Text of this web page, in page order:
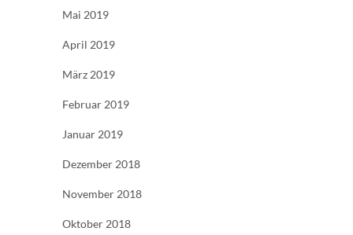
Mai 2019
April 2019
März 2019
Februar 2019
Januar 2019
Dezember 2018
November 2018
Oktober 2018